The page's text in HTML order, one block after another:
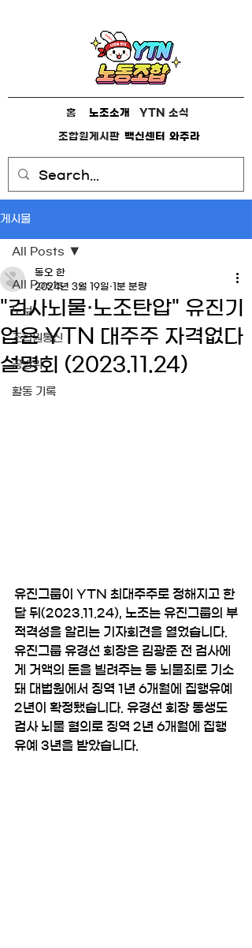
홈 YTN 소식
조합원게시판 와주라
백신센터
노조소개
게시물
All Posts
노보
조합원통신
공방위
활동 기록
All Posts
"검사뇌물·노조탄압" 유진기
업은 YTN 대주주 자격없다
설명회 (2023.11.24)
동오 한
2024년 3월 19일 1분 분량
유진그룹이 YTN 최대주주로 정해지고 한
달 뒤(2023.11.24), 노조는 유진그룹의 부
적격성을 알리는 기자회견을 열었습니다.
유진그룹 유경선 회장은 김광준 전 검사에
게 거액의 돈을 빌려주는 등 뇌물죄로 기소
돼 대법원에서 징역 1년 6개월에 집행유예
2년이 확정됐습니다. 유경선 회장 동생도
검사 뇌물 혐의로 징역 2년 6개월에 집행
유예 3년을 받았습니다.